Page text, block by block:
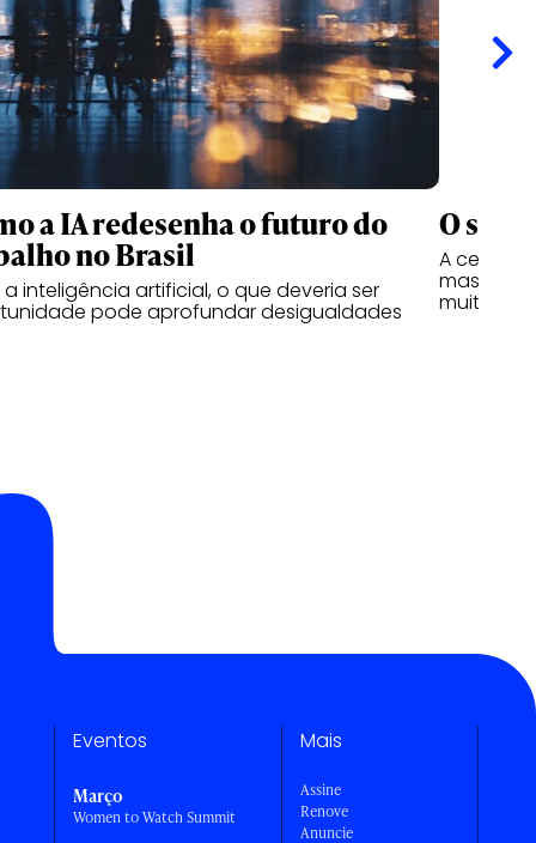
a IA redesenha o futuro do
no Brasil
inteligência artificial, o que deveria ser
pode aprofundar desigualdades
O
A
mas
muito
Eventos
Março
Women to Watch Summit
Mais
Assine
Renove
Anuncie